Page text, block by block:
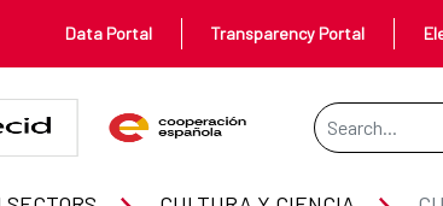
Data Portal Transparency Portal
Search Bar